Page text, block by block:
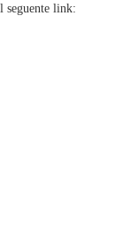
seguente link: